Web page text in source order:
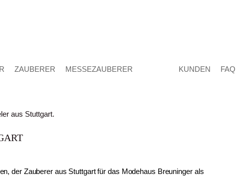
ZAUBERER MESSEZAUBERER KUNDEN FAQ
der Zauberer aus Stuttgart für das Modehaus Breuninger als